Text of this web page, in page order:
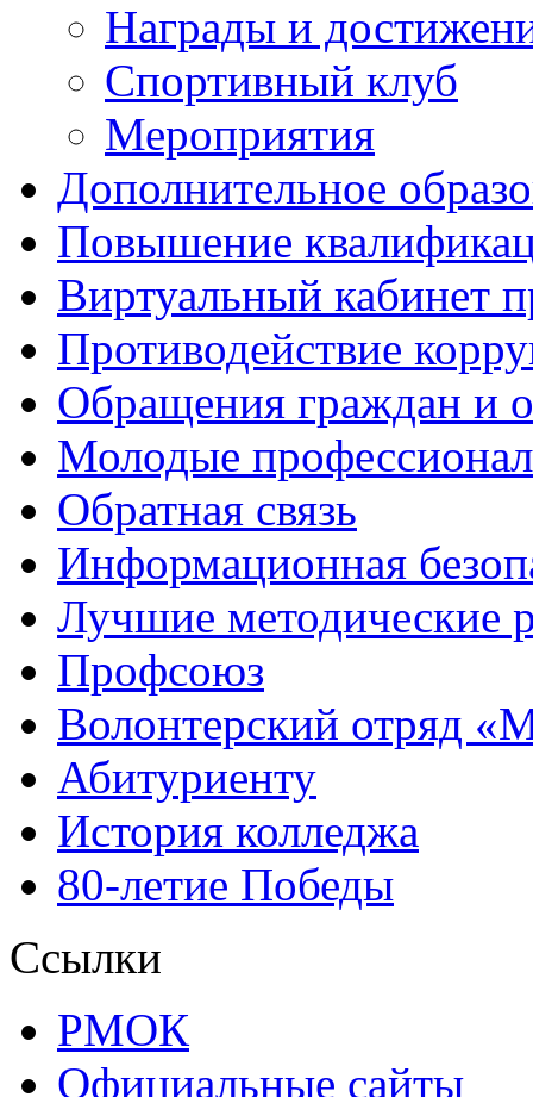
Награды и
Спортивный клуб
Мероприятия
Дополнительное
Повышение
Виртуальный кабинет
Противодействие
Обращения граждан и
Молодые
Обратная связь
Информационная
Лучшие методические
Профсоюз
Волонтерский отряд
Абитуриенту
История колледжа
80-летие Победы
Ссылки
РМОК
Официальные сайты